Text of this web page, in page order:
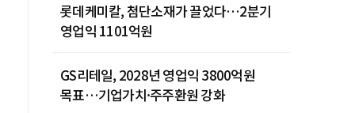
롯데케미칼, 첨단소재가 끌었다…2분기
영업익 1101억원
GS리테일, 2028년 영업익 3800억원
목표…기업가치·주주환원 강화